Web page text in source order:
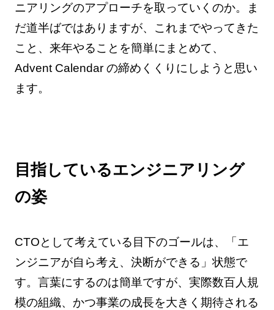
ニアリングのアプローチを取っていくのか。ま
だ道半ばではありますが、これまでやってきた
こと、来年やることを簡単にまとめて、
Advent Calendar の締めくくりにしようと思い
ます。
目指しているエンジニアリング
の姿
CTOとして考えている目下のゴールは、「エ
ンジニアが自ら考え、決断ができる」状態で
す。言葉にするのは簡単ですが、実際数百人規
模の組織、かつ事業の成長を大きく期待される